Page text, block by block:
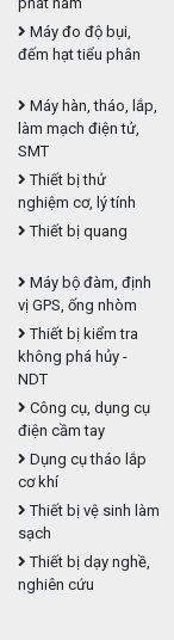
Máy đo độ bụi,
đếm hạt tiểu phân
Máy hàn, tháo, lắp,
làm mạch điện tử,
SMT
Thiết bị thử
nghiệm cơ, lý tính
Thiết bị quang
Máy bộ đàm, định
vị GPS, ống nhòm
Thiết bị kiểm tra
không phá hủy -
NDT
Công cụ, dụng cụ
điện cầm tay
Dụng cụ tháo lắp
cơ khí
Thiết bị vệ sinh làm
sạch
Thiết bị dạy nghề,
nghiên cứu